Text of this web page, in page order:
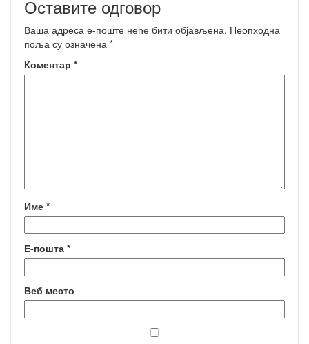
Оставите одговор
Ваша адреса е-поште неће бити објављена. Неопходна
поља су означена *
Коментар *
Име *
Е-пошта *
Веб место